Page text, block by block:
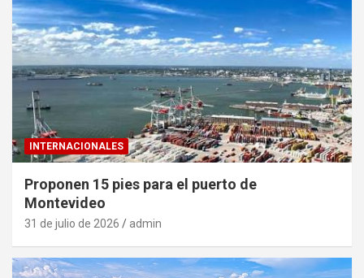
INTERNACIONALES
Proponen 15 pies para el puerto de
Montevideo
31 de julio de 2026 admin